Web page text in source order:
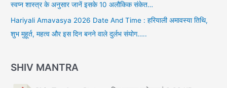
स्वप्न शास्त्र के अनुसार जानें इसके 10 अलौकिक संकेत…
Hariyali Amavasya 2026 Date And Time : हरियाली अमावस्या तिथि,
शुभ मुहूर्त, महत्व और इस दिन बनने वाले दुर्लभ संयोग…..
SHIV MANTRA